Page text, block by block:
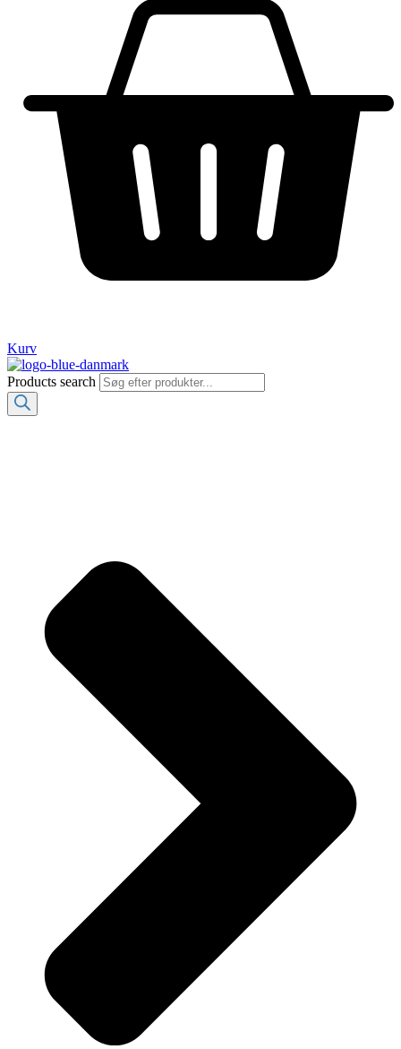
Kurv
Products search